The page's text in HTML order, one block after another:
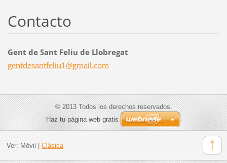
Contacto
Gent de Sant Feliu de Llobregat
gentdesantfeliu1@gmail.com
© 2013 Todos los derechos reservados.
Haz tu página web gratis
Ver: Móvil Clásica